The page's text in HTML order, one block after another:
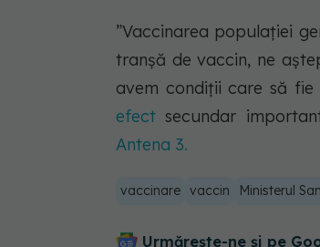
”Vaccinarea populaţiei
tranşă de vaccin, ne
avem condiţii care să
efect secundar
Antena 3.
vaccinare vaccin Ministerul
Urmărește-ne și pe